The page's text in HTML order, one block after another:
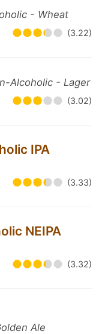
- Wheat
(3.22)
Alcoholic - Lager
(3.02)
IPA
(3.33)
NEIPA
(3.32)
Ale